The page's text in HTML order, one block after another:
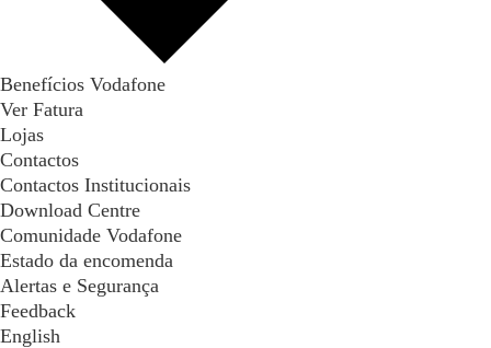
Benefícios Vodafone
Ver Fatura
Lojas
Contactos
Contactos Institucionais
Download Centre
Comunidade Vodafone
Estado da encomenda
Alertas e Segurança
Feedback
English